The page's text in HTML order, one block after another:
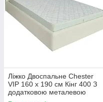
Ліжко Двоспальне Chester
VIP 160 х 190 см Кінг 400 З
додатковою металевою
цільнозварною рамою C1